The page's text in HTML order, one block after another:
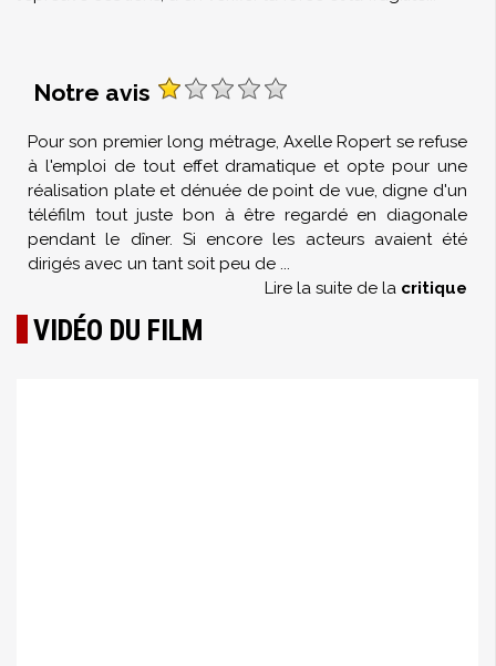
Notre avis
Pour son premier long métrage, Axelle Ropert se refuse
à l'emploi de tout effet dramatique et opte pour une
réalisation plate et dénuée de point de vue, digne d'un
téléfilm tout juste bon à être regardé en diagonale
pendant le dîner. Si encore les acteurs avaient été
dirigés avec un tant soit peu de ...
Lire la suite de la critique
VIDÉO DU FILM